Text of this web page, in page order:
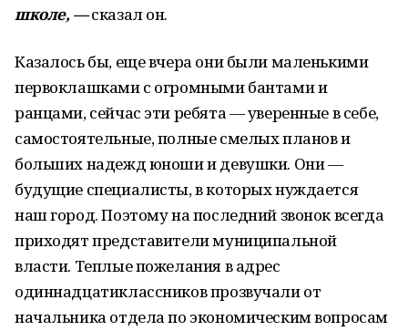
школе, —сказал он.
Казалось бы, еще вчера они были маленькими
первоклашками с огромными бантами и
ранцами, сейчас эти ребята — уверенные в себе,
самостоятельные, полные смелых планов и
больших надежд юноши и девушки. Они —
будущие специалисты, в которых нуждается
наш город. Поэтому на последний звонок всегда
приходят представители муниципальной
власти. Теплые пожелания в адрес
одиннадцатиклассников прозвучали от
начальника отдела по экономическим вопросам